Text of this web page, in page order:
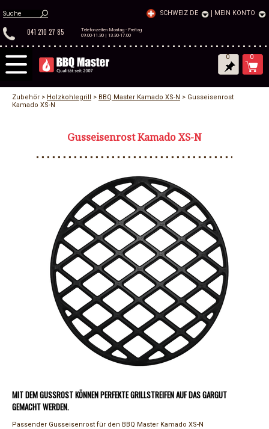
SCHWEIZ DE MEIN KONTO
041 210 27 85
Telefonzeiten Montag - Freitag
09.00-11.30 | 13.30-17.00
0 0
Zubehör > Holzkohlegrill > BBQ Master Kamado XS-N > Gusseisenrost
Kamado XS-N
Gusseisenrost Kamado XS-N
MIT DEM GUSSROST KÖNNEN PERFEKTE GRILLSTREIFEN AUF DAS GARGUT
GEMACHT WERDEN.
Passender Gusseisenrost für den BBQ Master Kamado XS-N